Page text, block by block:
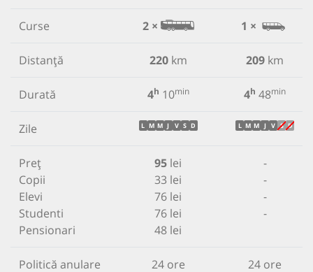
Curse 2 × 1 ×
Distanță 220km 209 km
Durată 4h 10min 4h 48min
Zile L M M J V S D L M M J V S D
Preț
Copii
Elevi
Studenti
Pensionari
95 lei
33 lei
76 lei
76 lei
48 lei
-
-
-
-
Politică anulare 24 ore 24 ore